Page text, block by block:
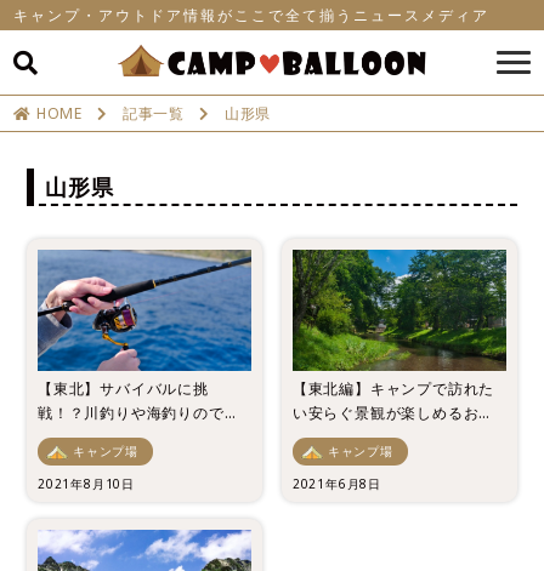
キャンプ・アウトドア情報がここで全て揃うニュースメディア
HOME 記事一覧 山形県
山形県
【東北】サバイバルに挑
戦！？川釣りや海釣りのでき
るキャンプ場5選！
キャンプ場
2021年8月10日
【東北編】キャンプで訪れた
い安らぐ景観が楽しめるおす
すめのキャンプ場7選
キャンプ場
2021年6月8日